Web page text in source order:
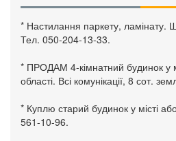
* Настилання паркету, ламінату.
Тел. 050-204-13-33.
* ПРОДАМ 4-кімнатний будинок у
області. Всі комунікації, 8 сот.
* Куплю старий будинок у місті
561-10-96.